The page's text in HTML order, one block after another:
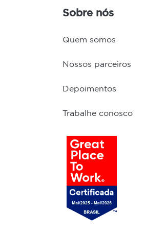
Sobre nós
Quem somos
Nossos parceiros
Depoimentos
Trabalhe conosco